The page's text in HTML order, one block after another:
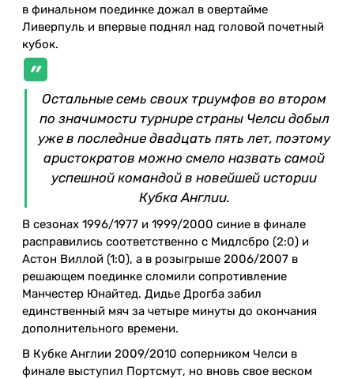
в финальном поединке дожал в овертайме
Ливерпуль и впервые поднял над головой почетный
кубок.
Остальные семь своих триумфов во втором
по значимости турнире страны Челси добыл
уже в последние двадцать пять лет, поэтому
аристократов можно смело назвать самой
успешной командой в новейшей истории
Кубка Англии.
В сезонах 1996/1977 и 1999/2000 синие в финале
расправились соответственно с Мидлсбро (2:0) и
Астон Виллой (1:0), а в розыгрыше 2006/2007 в
решающем поединке сломили сопротивление
Манчестер Юнайтед. Дидье Дрогба забил
единственный мяч за четыре минуты до окончания
дополнительного времени.
В Кубке Англии 2009/2010 соперником Челси в
финале выступил Портсмут, но вновь свое веском